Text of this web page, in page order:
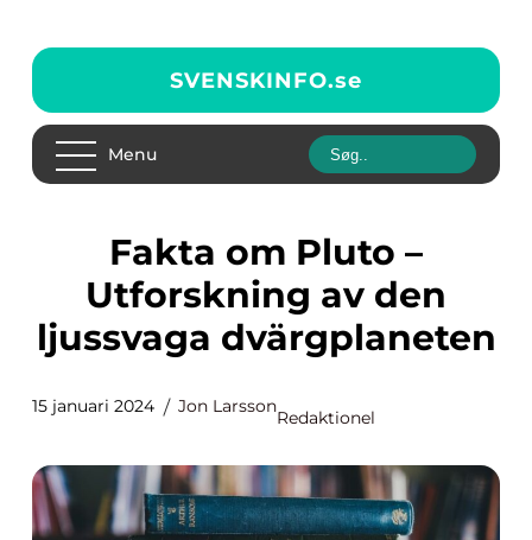
SVENSKINFO.se
Menu
Fakta om Pluto –
Utforskning av den
ljussvaga dvärgplaneten
15 januari 2024 Jon Larsson
Redaktionel